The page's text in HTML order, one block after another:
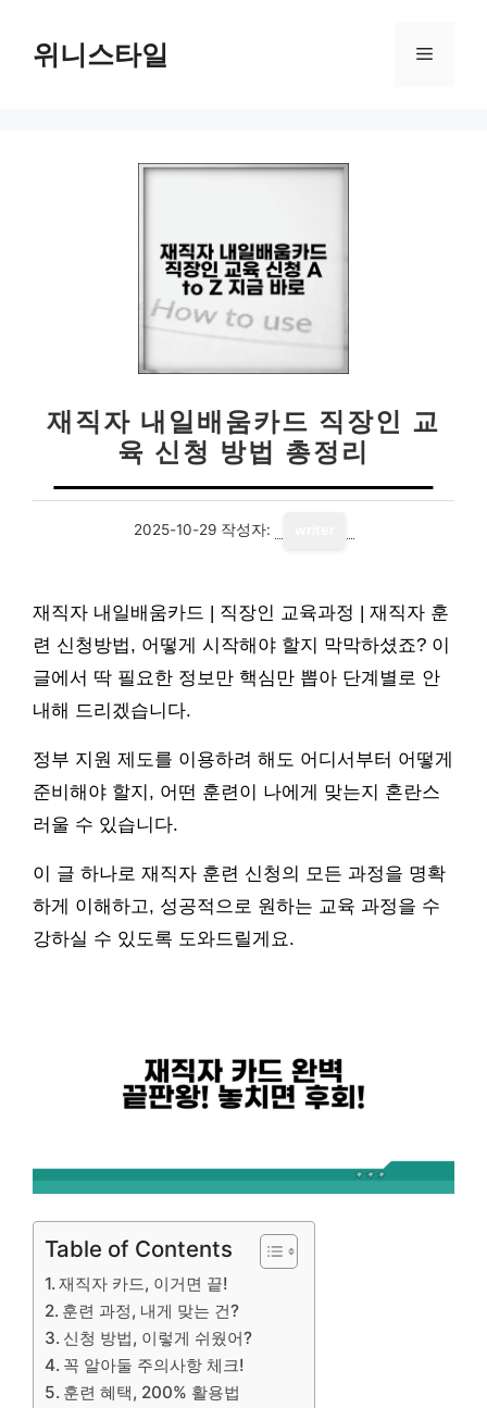
위니스타일 메
재직자 내일배움카드 직장인 교
육 신청 방법 총정리
2025-10-29 작성자:
재직자 내일배움카드 | 직장인 교육과정 | 재직자 훈
련 신청방법, 어떻게 시작해야 할지 막막하셨죠? 이
글에서 딱 필요한 정보만 핵심만 뽑아 단계별로 안
내해 드리겠습니다.
정부 지원 제도를 이용하려 해도 어디서부터 어떻게
준비해야 할지, 어떤 훈련이 나에게 맞는지 혼란스
러울 수 있습니다.
이 글 하나로 재직자 훈련 신청의 모든 과정을 명확
하게 이해하고, 성공적으로 원하는 교육 과정을 수
강하실 수 있도록 도와드릴게요.
Table of Contents
재직자 카드, 이거면 끝!
훈련 과정, 내게 맞는 건?
신청 방법, 이렇게 쉬웠어?
꼭 알아둘 주의사항 체크!
훈련 혜택, 200% 활용법